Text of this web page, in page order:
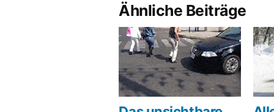
Ähnliche Beiträge